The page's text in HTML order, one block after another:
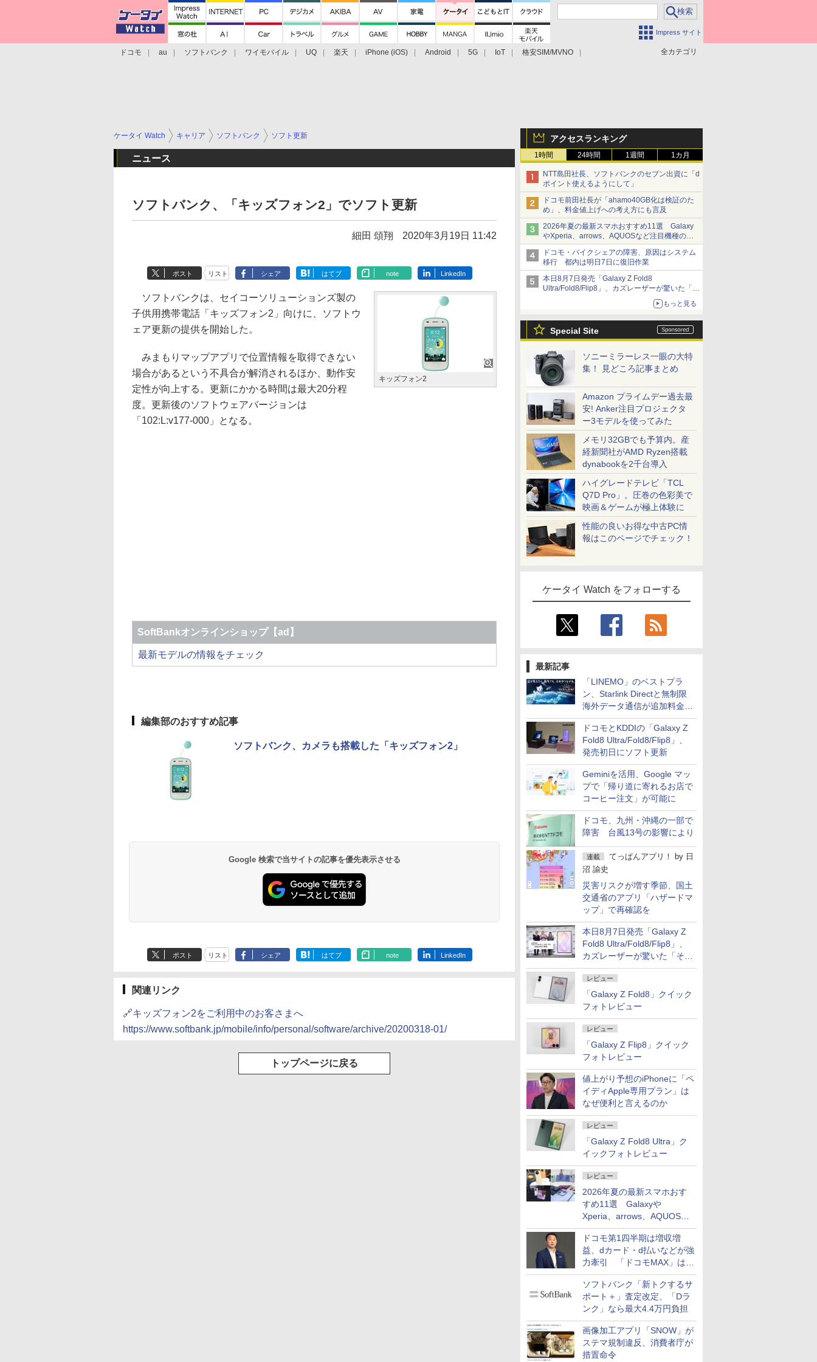
Impress サイト
全カテゴリ
ドコモ au ソフトバンク ワイモバイル UQ 楽天 iPhone (iOS) Android 5G IoT
格安SIM/MVNO
アクセスランキング
1時間 24時間 1週間 1カ月
NTT島田社長、ソフトバンクのセブン出資に「d
ポイント使えるようにして」
ドコモ前田社長が「ahamo40GB化は検証のた
め」、料金値上げへの考え方にも言及
2026年夏の最新スマホおすすめ11選 Galaxy
やXperia、arrows、AQUOSなど注目機種の特
徴は
ドコモ・バイクシェアの障害、原因はシステム
移行 都内は明日7日に復旧作業
本日8月7日発売「Galaxy Z Fold8
Ultra/Fold8/Flip8」、カズレーザーが驚いた「そ
もっと見る
Special Site
ソニーミラーレス一眼の大特
集！ 見どころ記事まとめ
Amazon プライムデー過去最
安! Anker注目プロジェクタ
ー3モデルを使ってみた
メモリ32GBでも予算内。産
経新聞社がAMD Ryzen搭載
dynabookを2千台導入
ハイグレードテレビ「TCL
Q7D Pro」。圧巻の色彩美で
映画＆ゲームが極上体験に
性能の良いお得な中古PC情
報はこのページでチェック！
ケータイ Watch をフォローする
最新記事
「LINEMO」のベストプラ
ン、Starlink Directと無制限
海外データ通信が追加料金な
しに
ドコモとKDDIの「Galaxy Z
Fold8 Ultra/Fold8/Flip8」、
発売初日にソフト更新
Geminiを活用、Google マッ
プで「帰り道に寄れるお店で
コーヒー注文」が可能に
ドコモ、九州・沖縄の一部で
障害 台風13号の影響により
連載 てっぱんアプリ！ by 日
沼 諭史
災害リスクが増す季節、国土
交通省のアプリ「ハザードマ
ップ」で再確認を
本日8月7日発売「Galaxy Z
Fold8 Ultra/Fold8/Flip8」、
カズレーザーが驚いた「そば
屋のメニュー並みの薄さ」
レビュー
「Galaxy Z Fold8」クイック
フォトレビュー
レビュー
「Galaxy Z Flip8」クイック
フォトレビュー
値上がり予想のiPhoneに「ペ
イディApple専用プラン」は
なぜ便利と言えるのか
レビュー
「Galaxy Z Fold8 Ultra」ク
イックフォトレビュー
レビュー
2026年夏の最新スマホおす
すめ11選 Galaxyや
Xperia、arrows、AQUOSな
ど注目機種の特徴は
ドコモ第1四半期は増収増
益、dカード・d払いなどが強
力牽引 「ドコモMAX」は
400万契約突破
ソフトバンク「新トクするサ
ポート＋」査定改定、「Dラ
ンク」なら最大4.4万円負担
画像加工アプリ「SNOW」が
ステマ規制違反、消費者庁が
措置命令
ケータイ Watch キャリア ソフトバンク ソフト更新
ニュース
ソフトバンク、「キッズフォン2」でソフト更新
細田 頌翔 2020年3月19日 11:42
ポスト リスト シェア はてブ note LinkedIn
キッズフォン2
ソフトバンクは、セイコーソリューションズ製の
子供用携帯電話「キッズフォン2」向けに、ソフトウ
ェア更新の提供を開始した。
みまもりマップアプリで位置情報を取得できない
場合があるという不具合が解消されるほか、動作安
定性が向上する。更新にかかる時間は最大20分程
度。更新後のソフトウェアバージョンは
「102:L:v177-000」となる。
SoftBankオンラインショップ【ad】
最新モデルの情報をチェック
編集部のおすすめ記事
ソフトバンク、カメラも搭載した「キッズフォン2」
Google 検索で当サイトの記事を優先表示させる
ポスト リスト シェア はてブ note LinkedIn
関連リンク
🔗キッズフォン2をご利用中のお客さまへ
https://www.softbank.jp/mobile/info/personal/software/archive/20200318-01/
トップページに戻る